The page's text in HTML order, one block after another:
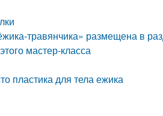
травянчика» размещена в
мастер-класса
пластика для тела ежика